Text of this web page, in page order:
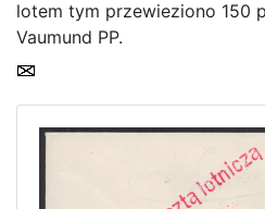
Home page
Current auction
Recent result
Archive
lotem tym przewieziono 150
Vaumund PP.